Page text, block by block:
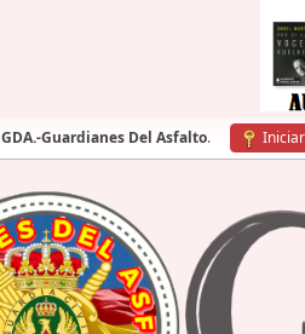
GDA.-Guardianes Del Asfalto.